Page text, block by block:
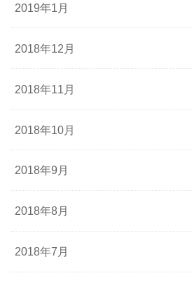
2019年1月
2018年12月
2018年11月
2018年10月
2018年9月
2018年8月
2018年7月